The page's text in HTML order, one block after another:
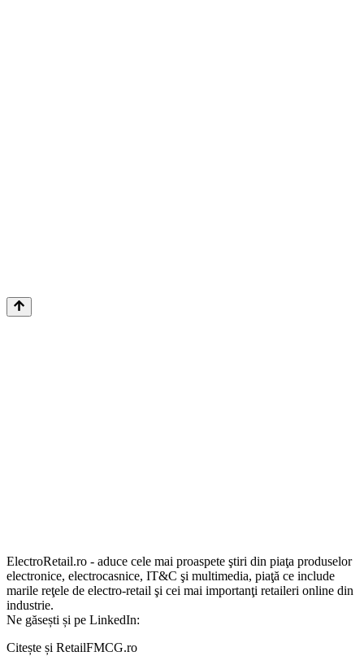
ElectroRetail.ro - aduce cele mai proaspete ştiri din piaţa produselor
electronice, electrocasnice, IT&C şi multimedia, piaţă ce include
marile reţele de electro-retail şi cei mai importanţi retaileri online din
industrie.
Ne găsești și pe LinkedIn:
Citește și RetailFMCG.ro